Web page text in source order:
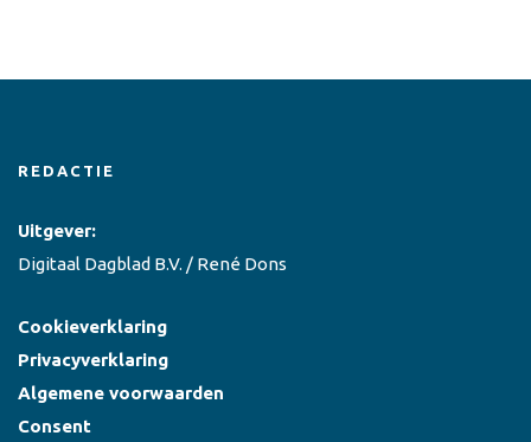
REDACTIE
Uitgever:
Digitaal Dagblad B.V. / René Dons
Cookieverklaring
Privacyverklaring
Algemene voorwaarden
Consent